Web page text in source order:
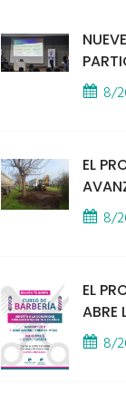
8/
EL
8/
EL
ABRE
A UN
8/